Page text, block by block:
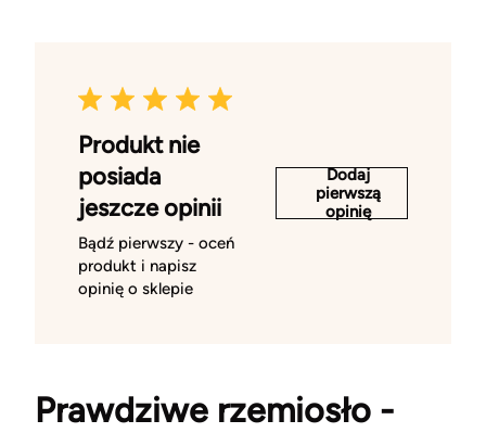
Produkt nie
posiada
jeszcze opinii
Bądź pierwszy - oceń
produkt i napisz
opinię o sklepie
Dodaj
pierwszą
opinię
Prawdziwe rzemiosło -